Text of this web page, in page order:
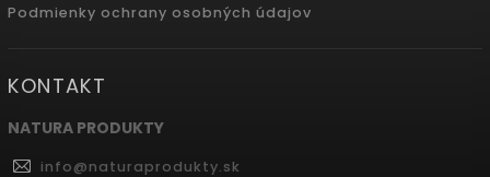
Podmienky ochrany osobných údajov
KONTAKT
NATURA PRODUKTY
info@naturaprodukty.sk